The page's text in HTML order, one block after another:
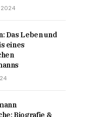
2024
Das Leben und
eines
Biografie &